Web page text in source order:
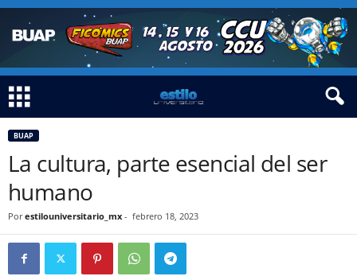
BUAP
La cultura, parte esencial del ser
humano
Por estilouniversitario_mx - febrero 18, 2023